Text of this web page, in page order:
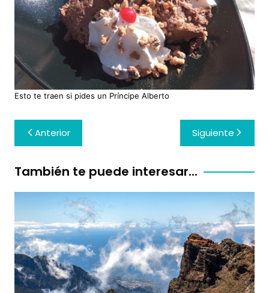
Esto te traen si pides un Príncipe Alberto
Navegación
de
entradas
Anterior Siguiente
También te puede interesar...